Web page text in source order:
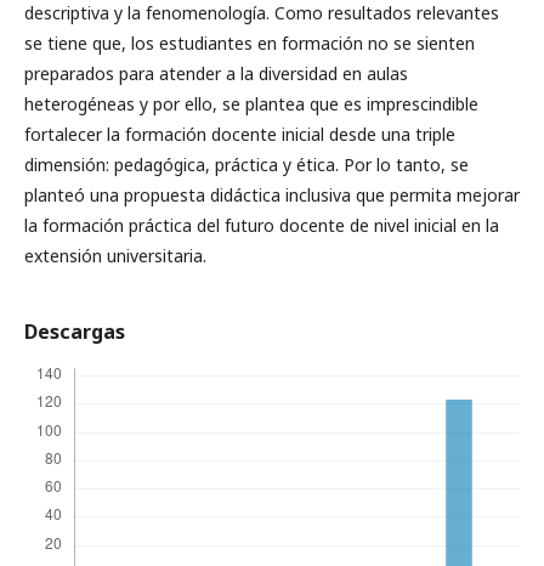
descriptiva y la fenomenología. Como resultados relevantes
se tiene que, los estudiantes en formación no se sienten
preparados para atender a la diversidad en aulas
heterogéneas y por ello, se plantea que es imprescindible
fortalecer la formación docente inicial desde una triple
dimensión: pedagógica, práctica y ética. Por lo tanto, se
planteó una propuesta didáctica inclusiva que permita mejorar
la formación práctica del futuro docente de nivel inicial en la
extensión universitaria.
Descargas